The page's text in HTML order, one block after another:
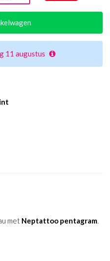
11 augustus
met Neptattoo pentagram.